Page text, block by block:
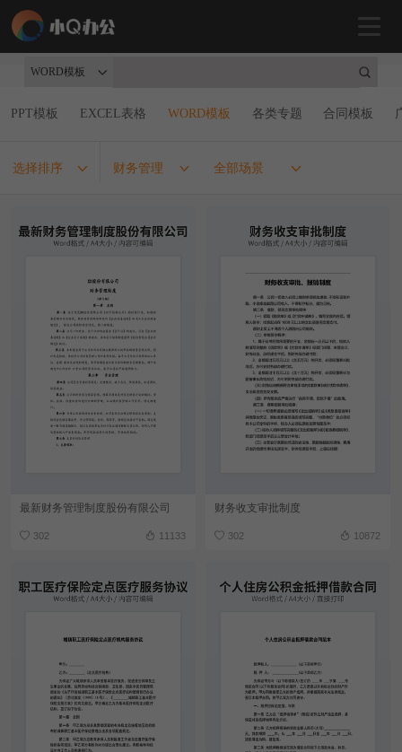
WORD模板
PPT模板 EXCEL表格 WORD模板 各类专题 合同模板
选择排序 财务管理 全部场景
最新财务管理制度股份有限公司
302 11133
财务收支审批制度
302 10872